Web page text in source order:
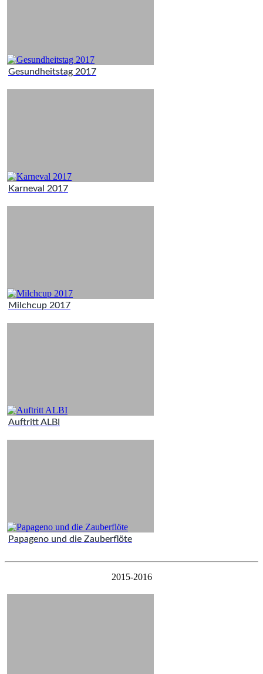
Gesundheitstag 2017
Karneval 2017
Milchcup 2017
Auftritt ALBI
Papageno und die Zauberflöte
2015-2016